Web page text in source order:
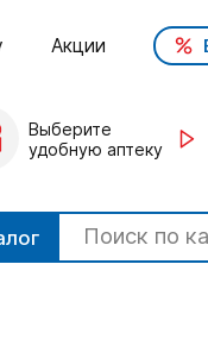
Акции
Выберите
удобную аптеку